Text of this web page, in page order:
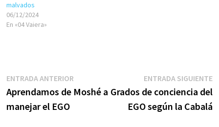
malvados
06/12/2024
En «04 Vaiera»
Navegación
de
entradas
ENTRADA ANTERIOREntrada
anterior:
Aprendamos de Moshé a
manejar el EGO
ENTRADA SIGUIENTE
Grados de conciencia del
EGO según la Cabalá